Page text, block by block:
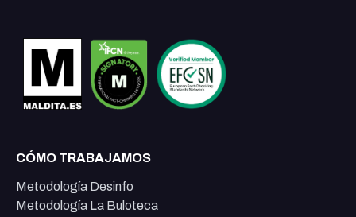
CÓMO TRABAJAMOS
Metodología Desinfo
Metodología La Buloteca